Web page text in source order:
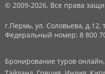
© 2009-2026. Все права
г.Пермь, ул. Соловьева, д.12,
Федеральный номер: 8 800
Бронирование туров